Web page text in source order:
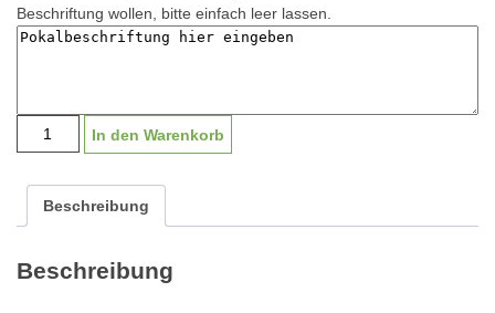
Beschriftung wollen, bitte einfach leer lassen.
Pokal
"Zirl"
17-
Menge
In den Warenkorb
Beschreibung
Beschreibung